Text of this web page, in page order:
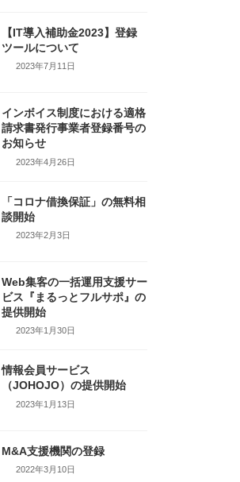
【IT導入補助金2023】登録
ツールについて
2023年7月11日
インボイス制度における適格
請求書発行事業者登録番号の
お知らせ
2023年4月26日
「コロナ借換保証」の無料相
談開始
2023年2月3日
Web集客の一括運用支援サー
ビス『まるっとフルサポ』の
提供開始
2023年1月30日
情報会員サービス
（JOHOJO）の提供開始
2023年1月13日
M&A支援機関の登録
2022年3月10日